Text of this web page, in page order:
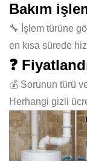
Bakım
🔧 İşlem türüne
en kısa sürede
❓
💰 Sorunun türü
Herhangi gizli